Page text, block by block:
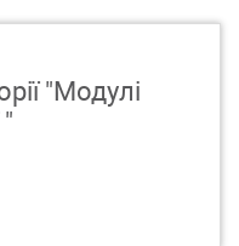
"Модулі